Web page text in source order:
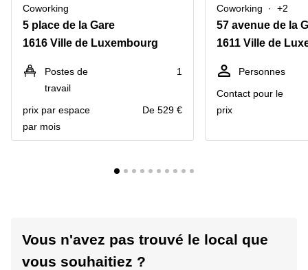
Coworking
5 place de la Gare
1616 Ville de Luxembourg
Postes de
travail
1
prix par espace
par mois
De 529 €
Coworking +2
57 avenue de la
1611 Ville de
Personnes
Contact pour le
prix
Vous n'avez pas trouvé le local que
vous souhaitiez ?